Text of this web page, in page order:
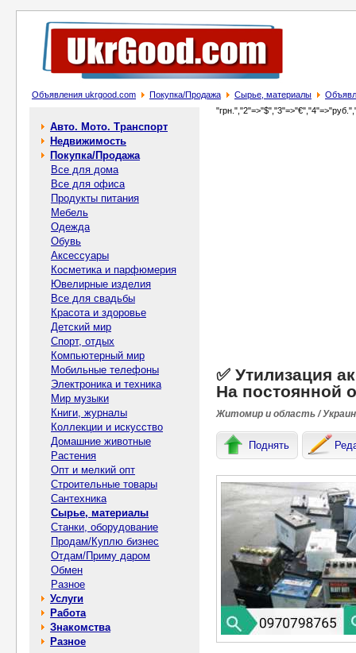
Объявления ukrgood.com Покупка/Продажа Сырье, материалы
Авто. Мото. Транспорт
Недвижимость
Покупка/Продажа
Все для дома
Все для офиса
Продукты питания
Мебель
Одежда
Обувь
Аксессуары
Косметика и парфюмерия
Ювелирные изделия
Все для свадьбы
Красота и здоровье
Детский мир
Спорт, отдых
Компьютерный мир
Мобильные телефоны
Электроника и техника
Мир музыки
Книги, журналы
Коллекции и искусство
Домашние животные
Растения
Опт и мелкий опт
Строительные товары
Сантехника
Сырье, материалы
Станки, оборудование
Продам/Куплю бизнес
Отдам/Приму даром
Обмен
Разное
Услуги
Работа
Знакомства
Разное
✅ Утилизация
На постоянной
Житомир и область /
Поднять